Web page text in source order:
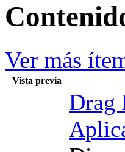
Ver más
Vista previa
Drag